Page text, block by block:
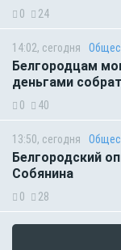
0 24
14:02, сегодня
Белгородцам
деньгами
0 40
13:50, сегодня
Белгородский
Собянина
0 28